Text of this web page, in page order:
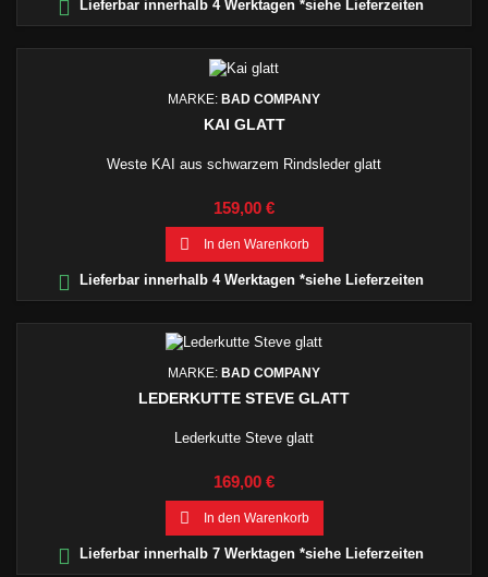
 Lieferbar innerhalb 4 Werktagen *siehe Lieferzeiten
MARKE: BAD COMPANY
KAI GLATT
Weste KAI aus schwarzem Rindsleder glatt
Preis
159,00 €
 In den Warenkorb
 Lieferbar innerhalb 4 Werktagen *siehe Lieferzeiten
MARKE: BAD COMPANY
LEDERKUTTE STEVE GLATT
Lederkutte Steve glatt
Preis
169,00 €
 In den Warenkorb
 Lieferbar innerhalb 7 Werktagen *siehe Lieferzeiten